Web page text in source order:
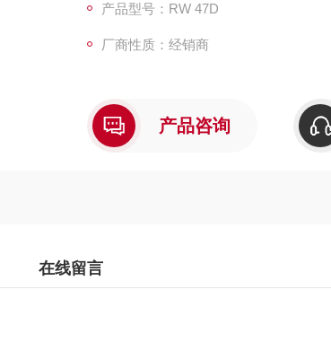
产品型号：RW 47D
厂商性质：经销商
产品咨询
在线留言